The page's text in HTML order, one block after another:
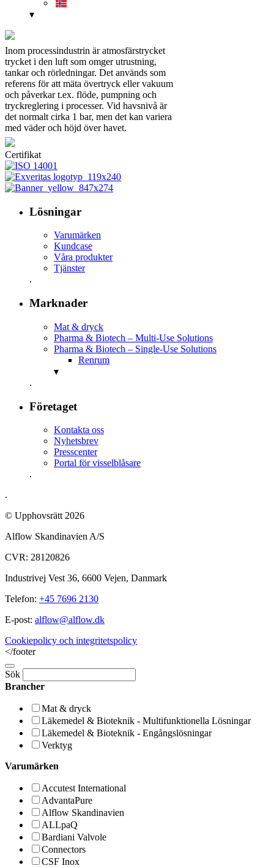
▾
Inom processindustrin är atmosfärstrycket
trycket i den luft som omger utrustning,
tankar och rörledningar. Det används som
referens för att mäta övertryck eller vakuum
och påverkar t.ex. flöde, pumpning och
tryckreglering i processer. Vid havsnivå är
det normalt cirka 1 bar, men det kan variera
med väder och höjd över havet.
Certifikat
Lösningar
Varumärken
Kundcase
Våra produkter
Tjänster
.
Marknader
Mat & dryck
Pharma & Biotech – Multi-Use Solutions
Pharma & Biotech – Single-Use Solutions
Renrum
▾
.
Företaget
Kontakta oss
Nyhetsbrev
Presscenter
Portal för visselblåsare
.
.
© Upphovsrätt 2026
Alflow Skandinavien A/S
CVR: 28120826
Industrivej Vest 36, 6600 Vejen, Danmark
Telefon: +45 7696 2130
E-post: alflow@alflow.dk
Cookiepolicy och integritetspolicy
</footer
Sök
Brancher
Mat & dryck
Läkemedel & Bioteknik - Multifunktionella Lösningar
Läkemedel & Bioteknik - Engångslösningar
Verktyg
Varumärken
Accutest International
AdvantaPure
Alflow Skandinavien
ALLpaQ
Bardiani Valvole
Connectors
CSF Inox